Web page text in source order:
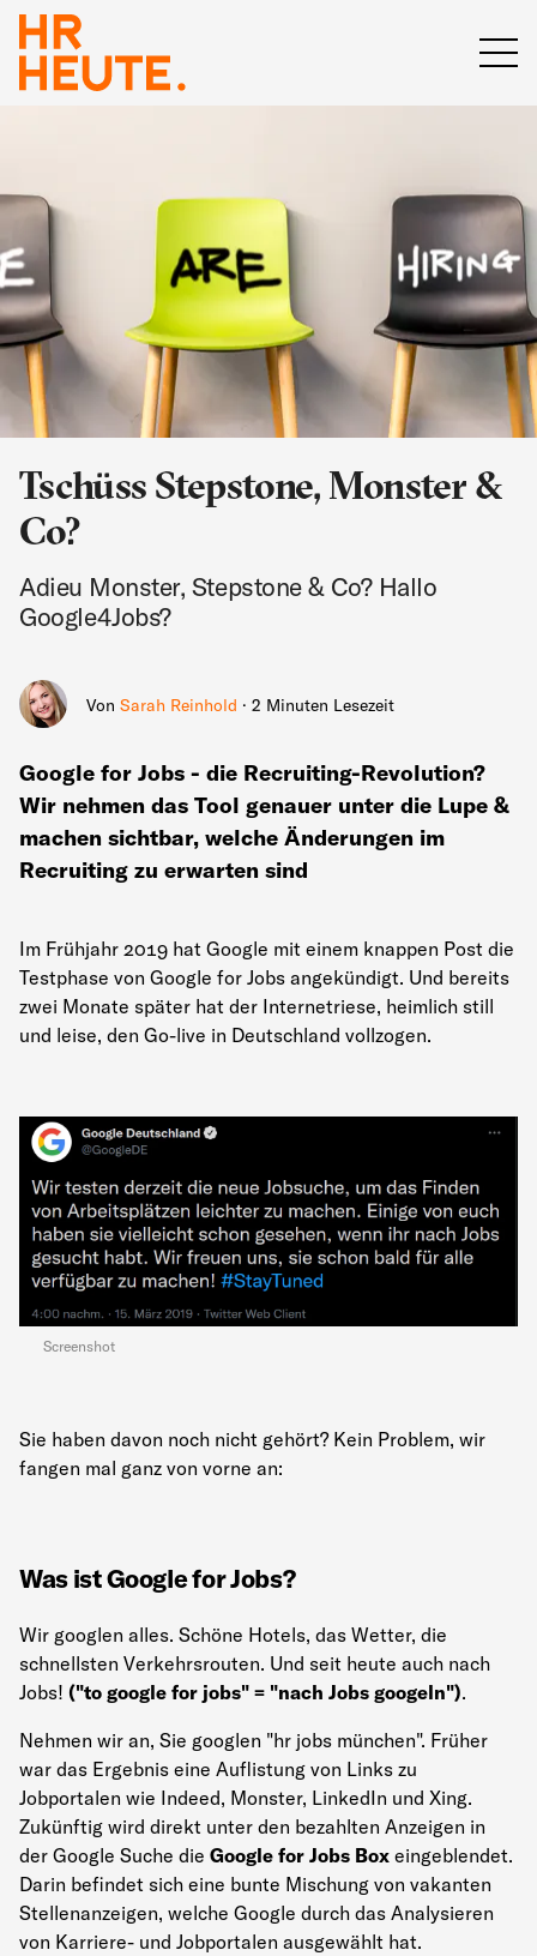
Tschüss Stepstone, Monster &
Co?
Adieu Monster, Stepstone & Co? Hallo
Google4Jobs?
Von Sarah Reinhold · 2 Minuten Lesezeit
Google for Jobs - die Recruiting-Revolution?
Wir nehmen das Tool genauer unter die Lupe &
machen sichtbar, welche Änderungen im
Recruiting zu erwarten sind
Im Frühjahr 2019 hat Google mit einem knappen Post die
Testphase von Google for Jobs angekündigt. Und bereits
zwei Monate später hat der Internetriese, heimlich still
und leise, den Go-live in Deutschland vollzogen.
Screenshot
Sie haben davon noch nicht gehört? Kein Problem, wir
fangen mal ganz von vorne an:
Was ist Google for Jobs?
Wir googlen alles. Schöne Hotels, das Wetter, die
schnellsten Verkehrsrouten. Und seit heute auch nach
Jobs! ("to google for jobs" = "nach Jobs googeln").
Nehmen wir an, Sie googlen "hr jobs münchen". Früher
war das Ergebnis eine Auflistung von Links zu
Jobportalen wie Indeed, Monster, LinkedIn und Xing.
Zukünftig wird direkt unter den bezahlten Anzeigen in
der Google Suche die Google for Jobs Box eingeblendet.
Darin befindet sich eine bunte Mischung von vakanten
Stellenanzeigen, welche Google durch das Analysieren
von Karriere- und Jobportalen ausgewählt hat.